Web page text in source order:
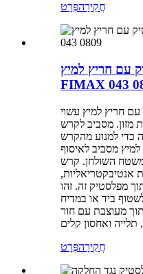
חֲקִירָהפְּרָט
עם חריץ למיץ
FIMAX 043
חריץ למיץ עשוי
מזון. מסביב לקרש
כדי למנוע מהקרש
מסביב לאיסוף
משטח השולחן. קרש
אנטיבקטריאליות,
מפלסטיק זה. זהו
ביד או במדיח
מעוצבת עם חור
חֲקִירָהפְּרָט